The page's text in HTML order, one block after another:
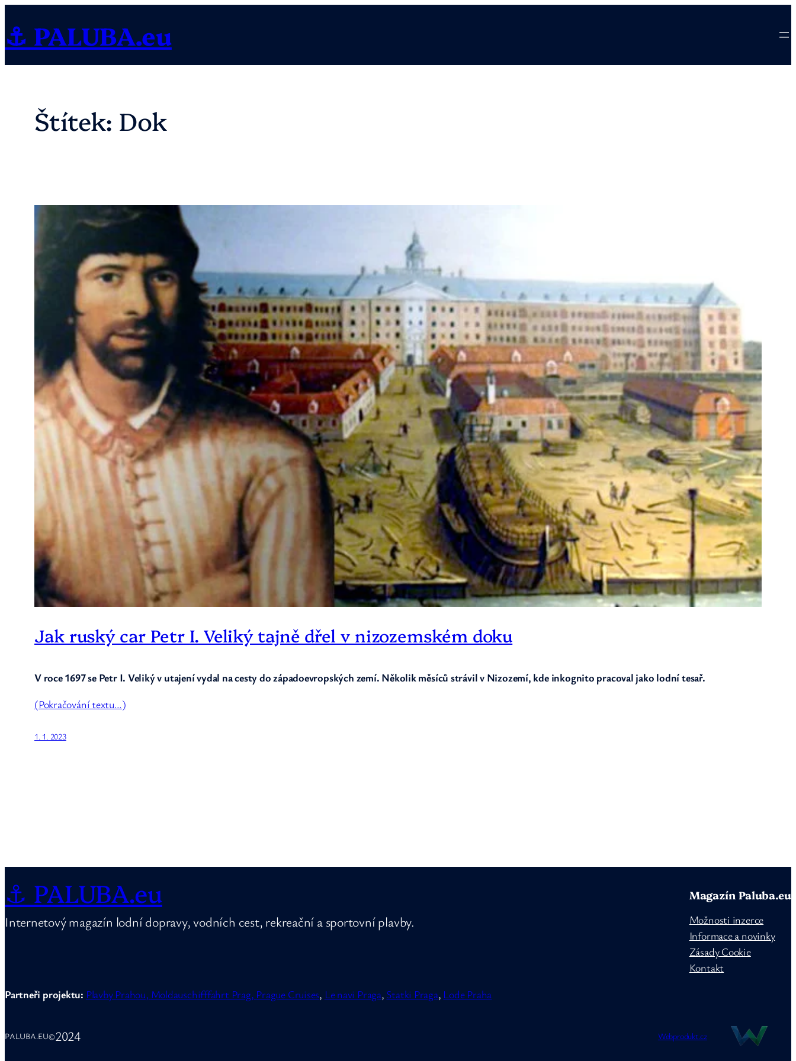
na
obsah
⚓ PALUBA.eu
Štítek: Dok
Jak ruský car Petr I. Veliký tajně dřel v nizozemském doku
V roce 1697 se Petr I. Veliký v utajení vydal na cesty do západoevropských zemí. Několik měsíců strávil v Nizozemí, kde inkognito pracoval jako lodní tesař.
(Pokračování textu…)
1. 1. 2023
⚓ PALUBA.eu
Internetový magazín lodní dopravy, vodních cest, rekreační a sportovní plavby.
Magazín Paluba.eu
Možnosti inzerce
Informace a novinky
Zásady Cookie
Kontakt
Partneři projektu: Plavby Prahou, Moldauschifffahrt Prag, Prague Cruises, Le navi Praga, Statki Praga, Lode Praha
PALUBA.EU©2024 Webprodukt.cz